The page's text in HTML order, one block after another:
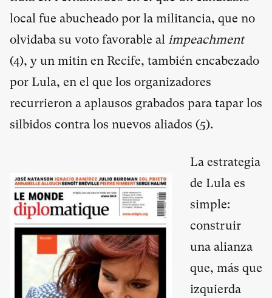
local fue abucheado por la militancia, que no
olvidaba su voto favorable al impeachment
(4), y un mitin en Recife, también encabezado
por Lula, en el que los organizadores
recurrieron a aplausos grabados para tapar los
silbidos contra los nuevos aliados (5).
La estrategia
de Lula es
simple:
construir
una alianza
que, más que
izquierda